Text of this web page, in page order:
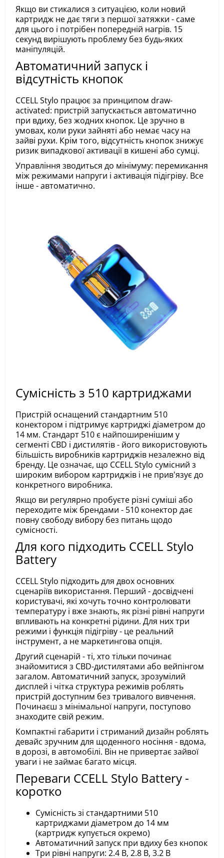
Якщо ви стикалися з ситуацією, коли новий
картридж не дає тяги з першої затяжки - саме
для цього і потрібен попередній нагрів. 15
секунд вирішують проблему без будь-яких
маніпуляцій.
Автоматичний запуск і
відсутність кнопок
CCELL Stylo працює за принципом draw-
activated: пристрій запускається автоматично
при вдиху, без жодних кнопок. Це зручно в
умовах, коли руки зайняті або немає часу на
зайві рухи. Крім того, відсутність кнопок знижує
ризик випадкової активації в кишені або сумці.
Управління зводиться до мінімуму: перемикання
між режимами напруги і активація підігріву. Все
інше - автоматично.
Сумісність з 510 картриджами
Пристрій оснащений стандартним 510
конектором і підтримує картриджі діаметром до
14 мм. Стандарт 510 є найпоширенішим у
сегменті CBD і дистилятів - його використовують
більшість виробників картриджів незалежно від
бренду. Це означає, що CCELL Stylo сумісний з
широким вибором картриджів і не прив'язує до
конкретного виробника.
Якщо ви регулярно пробуєте різні суміші або
переходите між брендами - 510 конектор дає
повну свободу вибору без питань щодо
сумісності.
Для кого підходить CCELL Stylo
Battery
CCELL Stylo підходить для двох основних
сценаріїв використання. Перший - досвідчені
користувачі, які хочуть точно контролювати
температуру і вже знають, як різні рівні напруги
впливають на конкретні рідини. Для них три
режими і функція підігріву - це реальний
інструмент, а не маркетингова опція.
Другий сценарій - ті, хто тільки починає
знайомитися з CBD-дистилятами або вейпінгом
загалом. Автоматичний запуск, зрозумілий
дисплей і чітка структура режимів роблять
пристрій доступним без тривалого вивчення.
Починаєш з мінімальної напруги, поступово
знаходите свій режим.
Компактні габарити і стриманий дизайн роблять
девайс зручним для щоденного носіння - вдома,
в дорозі, в автомобілі. Він не привертає зайвої
уваги і не займає багато місця.
Переваги CCELL Stylo Battery -
коротко
Сумісність зі стандартними 510
картриджами діаметром до 14 мм
(картридж купується окремо)
Автоматичний запуск при вдиху без кнопок
Три рівні напруги: 2.4 В, 2.8 В, 3.2 В